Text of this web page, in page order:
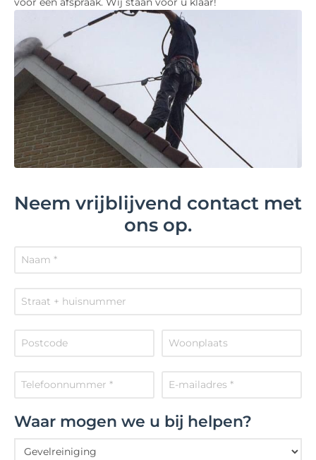
Neem vrijblijvend contact met
ons op.
Waar mogen we u bij helpen?